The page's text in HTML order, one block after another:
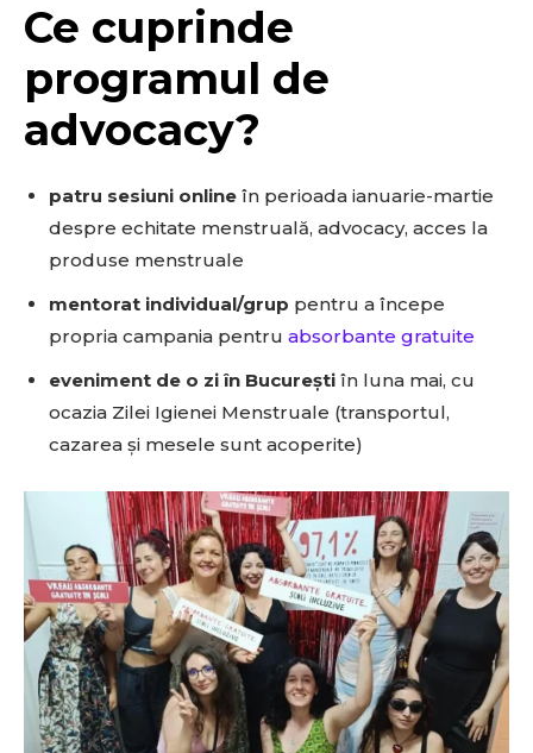
Ce cuprinde
programul de
advocacy?
patru sesiuni online în perioada ianuarie-martie
despre echitate menstruală, advocacy, acces la
produse menstruale
mentorat individual/grup pentru a începe
propria campania pentru absorbante gratuite
eveniment de o zi în București în luna mai, cu
ocazia Zilei Igienei Menstruale (transportul,
cazarea și mesele sunt acoperite)